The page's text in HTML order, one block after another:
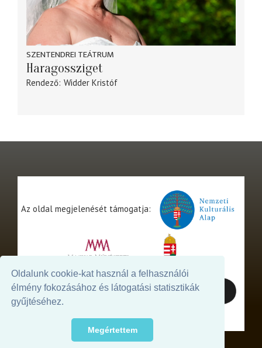
Oldalunk cookie-kat használ a felhasználói
élmény fokozásához és látogatási statisztikák
gyűjtéséhez.
Megértettem
SZENTENDREI TEÁTRUM
Haragossziget
Rendező Widder Kristóf
Az oldal megjelenését támogatja: